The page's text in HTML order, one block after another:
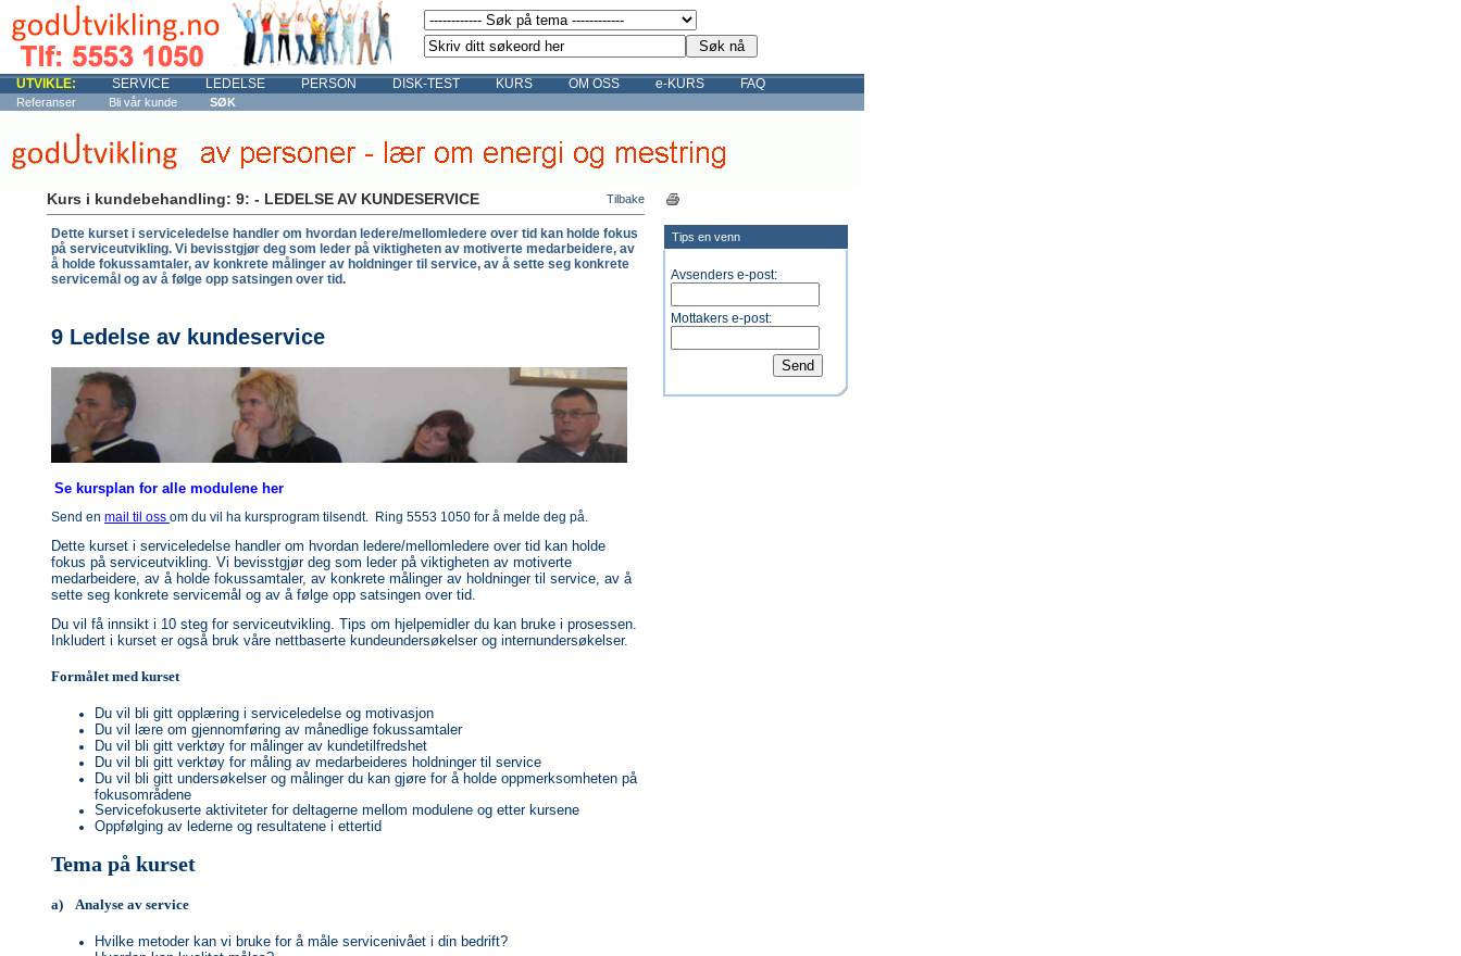
UTVIKLE: SERVICE LEDELSE PERSON DISK-TEST KURS OM OSS e-KURS FAQ
Referanser Bli vår kunde SØK
Kurs i kundebehandling: 9: - LEDELSE AV KUNDESERVICE Tilbake
Dette kurset i serviceledelse handler om hvordan ledere/mellomledere over tid kan holde fokus
på serviceutvikling. Vi bevisstgjør deg som leder på viktigheten av motiverte medarbeidere, av
å holde fokussamtaler, av konkrete målinger av holdninger til service, av å sette seg konkrete
servicemål og av å følge opp satsingen over tid.
9 Ledelse av kundeservice
Se kursplan for alle modulene her
Send en mail til oss om du vil ha kursprogram tilsendt. Ring 5553 1050 for å melde deg på.
Dette kurset i serviceledelse handler om hvordan ledere/mellomledere over tid kan holde
fokus på serviceutvikling. Vi bevisstgjør deg som leder på viktigheten av motiverte
medarbeidere, av å holde fokussamtaler, av konkrete målinger av holdninger til service, av å
sette seg konkrete servicemål og av å følge opp satsingen over tid.
Du vil få innsikt i 10 steg for serviceutvikling. Tips om hjelpemidler du kan bruke i prosessen.
Inkludert i kurset er også bruk våre nettbaserte kundeundersøkelser og internundersøkelser.
Formålet med kurset
Du vil bli gitt opplæring i serviceledelse og motivasjon
Du vil lære om gjennomføring av månedlige fokussamtaler
Du vil bli gitt verktøy for målinger av kundetilfredshet
Du vil bli gitt verktøy for måling av medarbeideres holdninger til service
Du vil bli gitt undersøkelser og målinger du kan gjøre for å holde oppmerksomheten på
fokusområdene
Servicefokuserte aktiviteter for deltagerne mellom modulene og etter kursene
Oppfølging av lederne og resultatene i ettertid
Tema på kurset
a) Analyse av service
Hvilke metoder kan vi bruke for å måle servicenivået i din bedrift?
Tips en venn
Avsenders e-post:
Mottakers e-post: